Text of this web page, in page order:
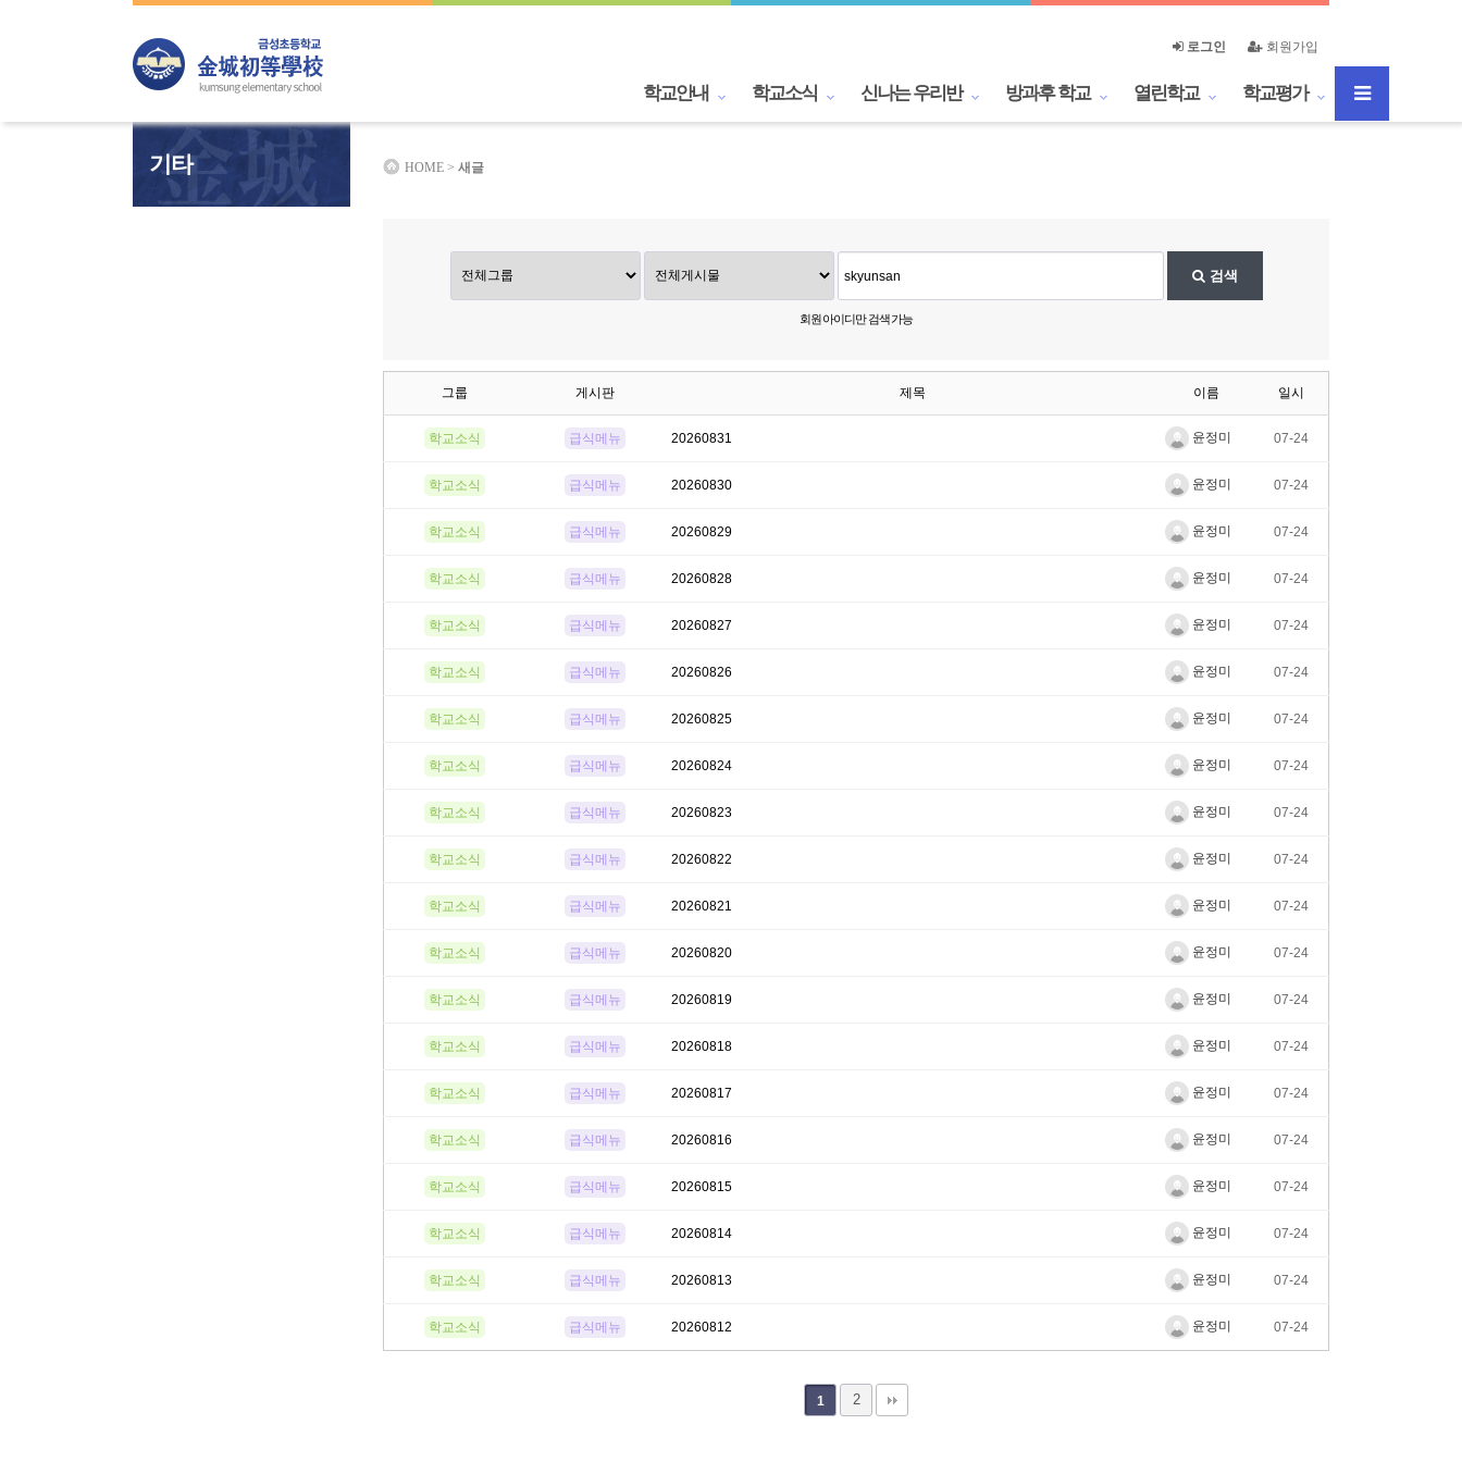
회원가입
로그인
학교안내 학교소식 신나는 우리반 방과후 학교
하위분류
열린학교
하위분류
학교평가
하위분류
기타 HOME > 새글
검색
회원 아이디만 검색 가능
그룹 게시판 제목 이름 일시
학교소식 급식메뉴 20260831 윤정미 07-24
학교소식 급식메뉴 20260830 윤정미 07-24
학교소식 급식메뉴 20260829 윤정미 07-24
학교소식 급식메뉴 20260828 윤정미 07-24
학교소식 급식메뉴 20260827 윤정미 07-24
학교소식 급식메뉴 20260826 윤정미 07-24
학교소식 급식메뉴 20260825 윤정미 07-24
학교소식 급식메뉴 20260824 윤정미 07-24
학교소식 급식메뉴 20260823 윤정미 07-24
학교소식 급식메뉴 20260822 윤정미 07-24
학교소식 급식메뉴 20260821 윤정미 07-24
학교소식 급식메뉴 20260820 윤정미 07-24
학교소식 급식메뉴 20260819 윤정미 07-24
학교소식 급식메뉴 20260818 윤정미 07-24
학교소식 급식메뉴 20260817 윤정미 07-24
학교소식 급식메뉴 20260816 윤정미 07-24
학교소식 급식메뉴 20260815 윤정미 07-24
학교소식 급식메뉴 20260814 윤정미 07-24
학교소식 급식메뉴 20260813 윤정미 07-24
학교소식 급식메뉴 20260812 윤정미 07-24
1 2